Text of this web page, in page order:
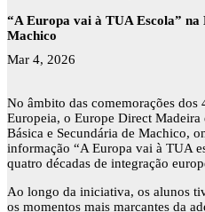
“A Europa vai à TUA Escola” na
Machico
Mar 4, 2026
No âmbito das comemorações dos
Europeia, o Europe Direct Madeira
Básica e Secundária de Machico,
informação “A Europa vai à TUA
quatro décadas de integração
Ao longo da iniciativa, os alunos
os momentos mais marcantes da